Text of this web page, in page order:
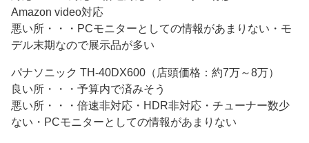
Amazon video対応
悪い所・・・PCモニターとしての情報があまりない・モ
デル末期なので展示品が多い
パナソニック TH-40DX600（店頭価格：約7万～8万）
良い所・・・予算内で済みそう
悪い所・・・倍速非対応・HDR非対応・チューナー数少
ない・PCモニターとしての情報があまりない